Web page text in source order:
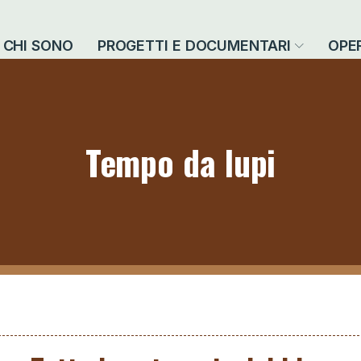
CHI SONO PROGETTI E DOCUMENTARI
Tempo da lupi